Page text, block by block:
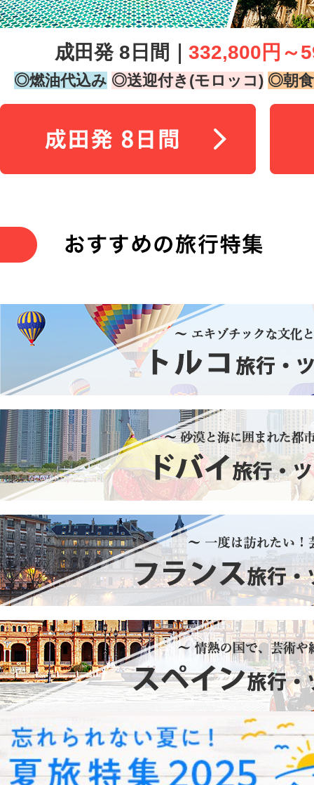
成田発 8日間｜ 332,800円～
◎燃油代込み ◎送迎付き(モロッコ) ◎朝